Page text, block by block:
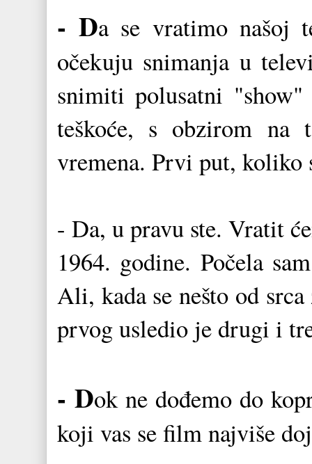
- Da se vratimo našoj
očekuju snimanja u
snimiti polusatni
teškoće, s obzirom na
vremena. Prvi put,
- Da, u pravu ste. Vratit
1964. godine. Počela
Ali, kada se nešto od
prvog usledio je drugi i
- Dok ne dođemo do
koji vas se film najviše